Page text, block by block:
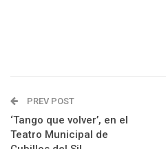
PREV POST
‘Tango que volver’, en el
Teatro Municipal de